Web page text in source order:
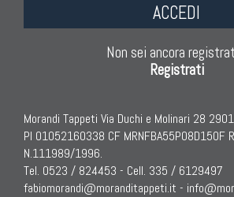
ACCEDI
Non sei ancora
Registrati
Morandi Tappeti Via Duchi e Molinari 28
PI 01052160338 CF MRNFBA55P08D150F
N.111989/1996.
Tel. 0523 / 824453 - Cell. 335 / 6129497
fabiomorandi@moranditappeti.it -